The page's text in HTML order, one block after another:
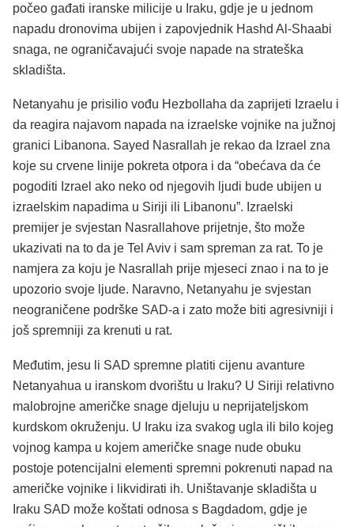
počeo gađati iranske milicije u Iraku, gdje je u jednom
napadu dronovima ubijen i zapovjednik Hashd Al-Shaabi
snaga, ne ograničavajući svoje napade na strateška
skladišta.
Netanyahu je prisilio vođu Hezbollaha da zaprijeti Izraelu i
da reagira najavom napada na izraelske vojnike na južnoj
granici Libanona. Sayed Nasrallah je rekao da Izrael zna
koje su crvene linije pokreta otpora i da “obećava da će
pogoditi Izrael ako neko od njegovih ljudi bude ubijen u
izraelskim napadima u Siriji ili Libanonu”. Izraelski
premijer je svjestan Nasrallahove prijetnje, što može
ukazivati na to da je Tel Aviv i sam spreman za rat. To je
namjera za koju je Nasrallah prije mjeseci znao i na to je
upozorio svoje ljude. Naravno, Netanyahu je svjestan
neograničene podrške SAD-a i zato može biti agresivniji i
još spremniji za krenuti u rat.
Međutim, jesu li SAD spremne platiti cijenu avanture
Netanyahua u iranskom dvorištu u Iraku? U Siriji relativno
malobrojne američke snage djeluju u neprijateljskom
kurdskom okruženju. U Iraku iza svakog ugla ili bilo kojeg
vojnog kampa u kojem američke snage nude obuku
postoje potencijalni elementi spremni pokrenuti napad na
američke vojnike i likvidirati ih. Uništavanje skladišta u
Iraku SAD može koštati odnosa s Bagdadom, gdje je